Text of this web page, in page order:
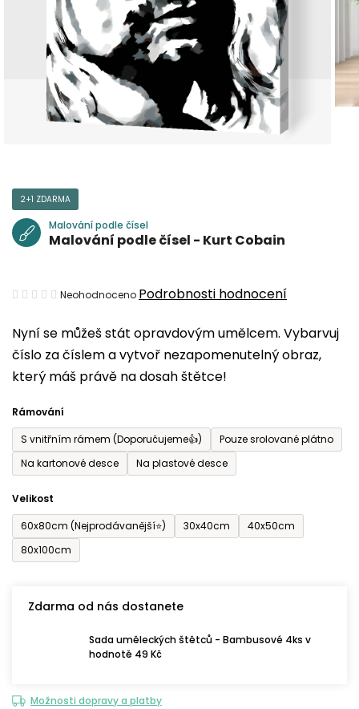
Nyní se můžeš stát opravdovým umělcem. Vybarvuj
číslo za číslem a vytvoř nezapomenutelný obraz,
který máš právě na dosah štětce!
Rámování
S vnitřním rámem (Doporučujeme👍)
Pouze srolované plátno
Na kartonové desce
Na plastové desce
Velikost
60x80cm (Nejprodávanější⭐)
30x40cm
40x50cm
80x100cm
Zdarma od nás dostanete
Sada uměleckých štětců - Bambusové 4ks v
hodnotě 49 Kč
Možnosti dopravy a platby
2+1 ZDARMA
Malování podle čísel
Malování podle čísel - Kurt Cobain
Průměrné
produktu
je
0,0
5
hvězdiček.
Neohodnoceno Podrobnosti hodnocení